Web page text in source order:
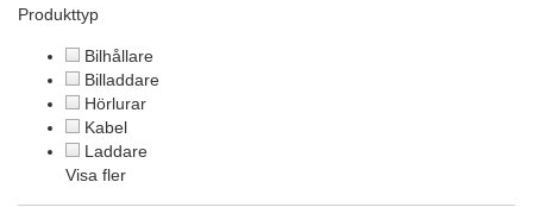
Produkttyp
Bilhållare
Billaddare
Hörlurar
Kabel
Laddare
Visa fler